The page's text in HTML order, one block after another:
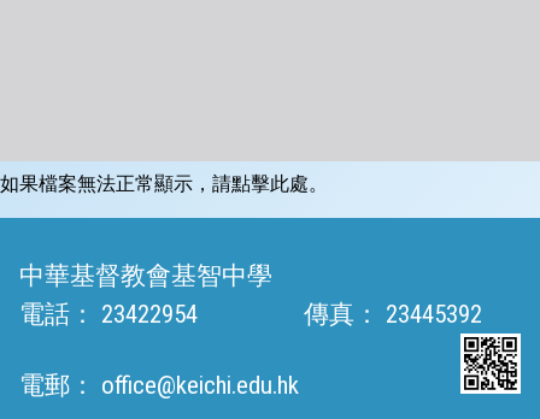
如果檔案無法正常顯示，請點擊此處。
中華基督教會基智中學
電話：
23422954 傳真： 23445392
電郵： office@keichi.edu.hk